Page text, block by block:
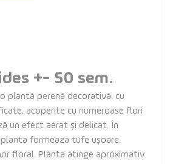
+- 50 sem.
plantă perenă decorativă, cu
acoperite cu numeroase flori
un efect aerat și delicat. În
formează tufe ușoare,
floral. Planta atinge aproximativ